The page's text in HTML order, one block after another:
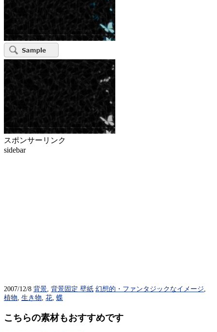
スポンサーリンク
sidebar
2007/12/8 背景 背景固定 壁紙 幻想的・ファンタジックなイメージ
植物 生き物 花 蝶
こちらの素材もおすすめです